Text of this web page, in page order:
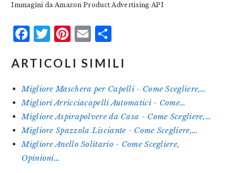
Immagini da Amazon Product Advertising API
Facebook
Twitter
Pinterest
Email
ARTICOLI SIMILI
Migliore Maschera per Capelli - Come Scegliere,…
Migliori Arricciacapelli Automatici - Come…
Migliore Aspirapolvere da Casa - Come Scegliere,…
Migliore Spazzola Lisciante - Come Scegliere,…
Migliore Anello Solitario - Come Scegliere,
Opinioni…